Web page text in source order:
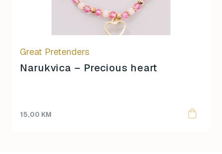
Great Pretenders
Narukvica – Precious heart
15,00 KM